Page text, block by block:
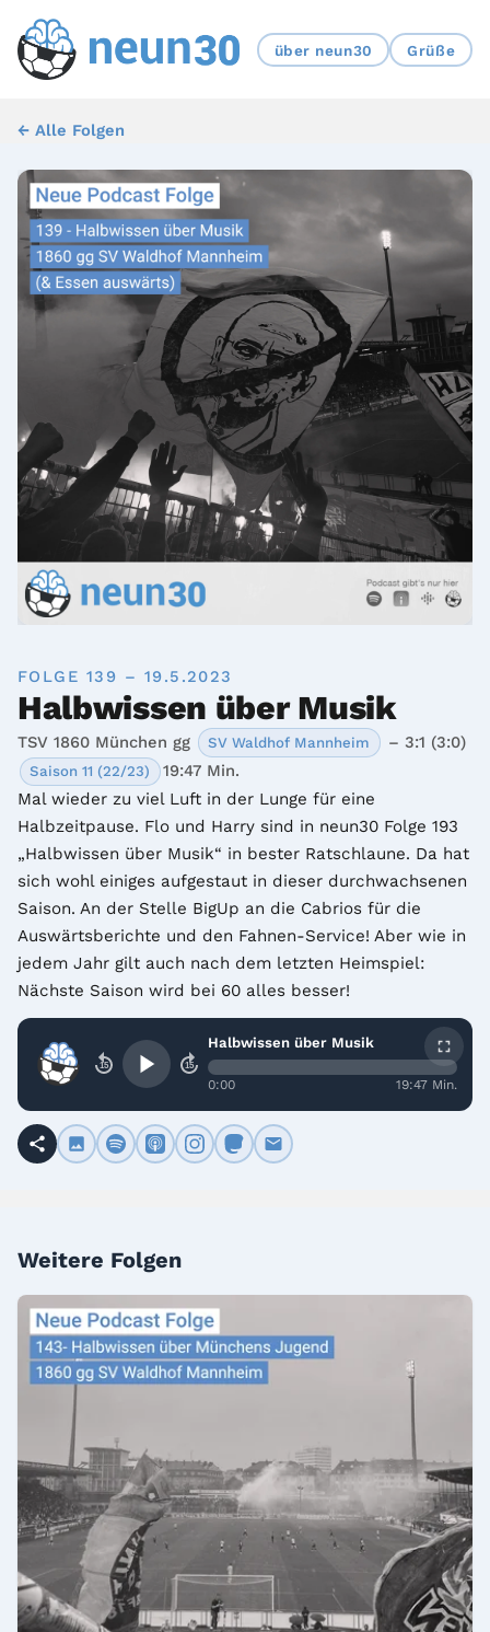
über neun30 Grüße
← Alle Folgen
FOLGE 139 – 19.5.2023
Halbwissen über Musik
TSV 1860 München gg SV Waldhof Mannheim – 3:1 (3:0)
Saison 11 (22/23)
19:47 Min.
Mal wieder zu viel Luft in der Lunge für eine
Halbzeitpause. Flo und Harry sind in neun30 Folge 193
„Halbwissen über Musik“ in bester Ratschlaune. Da hat
sich wohl einiges aufgestaut in dieser durchwachsenen
Saison. An der Stelle BigUp an die Cabrios für die
Auswärtsberichte und den Fahnen-Service! Aber wie in
jedem Jahr gilt auch nach dem letzten Heimspiel:
Nächste Saison wird bei 60 alles besser!
15 15
Halbwissen über Musik
0:00 19:47 Min.
Weitere Folgen